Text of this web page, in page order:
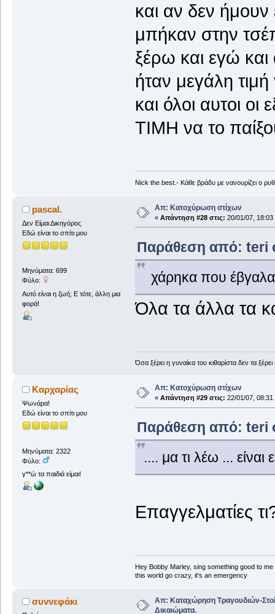
και αν δεν
μπήκαν στην
ξέρω και εγώ
ήταν μεγάλη
και όλοι αυτοι
ΤΙΜΗ να το
Nick the best.- Κάθε βράδυ με νανουρίζει ο
pascal.
Δεν Είμαι Δικηγόρος
Εδώ είναι το σπίτι μου
Μηνύματα: 699
Φύλο:
Αυτό είναι η ζωή; Ε τότε, άλλη μια
φορά!
Απ: Κατοχύρωση στίχων
« Απάντηση #28 στις: 20/01/07, 18:03
Παράθεση από: teri
χάρηκα που
Όλα τα άλλα τα
Όσα ξέρει η γυναίκα του κιθαρίστα δεν τα
Καρχαρίας
Ψωνάρα!
Εδώ είναι το σπίτι μου
Μηνύματα: 2322
Φύλο:
γ**ώ τα παιδιά είμαι!
Απ: Κατοχύρωση στίχων
« Απάντηση #29 στις: 22/01/07, 08:31
Παράθεση από: teri
.... μα τι λέω ...
Επαγγελματίες
Hey Bobby Marley, sing something good to me
this world go crazy, it's an emergency
συννεφάκι
Απ: Καταχώρηση Τραγουδιών-
Δικαιώματα.